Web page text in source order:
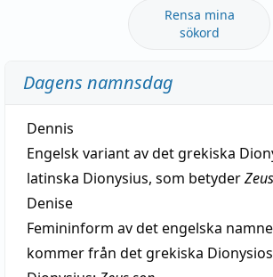
Rensa mina
sökord
Dagens namnsdag
Dennis
Engelsk variant av det grekiska
latinska Dionysius, som betyder
Denise
Femininform av det engelska
kommer från det grekiska